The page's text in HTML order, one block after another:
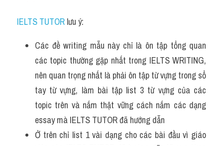
IELTS TUTOR lưu ý:
Các đề writing mẫu này chỉ là ôn tập tổng quan
các topic thường gặp nhất trong IELTS WRITING,
nên quan trọng nhất là phải ôn tập từ vựng trong sổ
tay từ vựng, làm bài tập list 3 từ vựng của các
topic trên và nắm thật vững cách nắm các dạng
essay mà IELTS TUTOR đã hướng dẫn
Ở trên chỉ list 1 vài dạng cho các bài đầu vì giáo